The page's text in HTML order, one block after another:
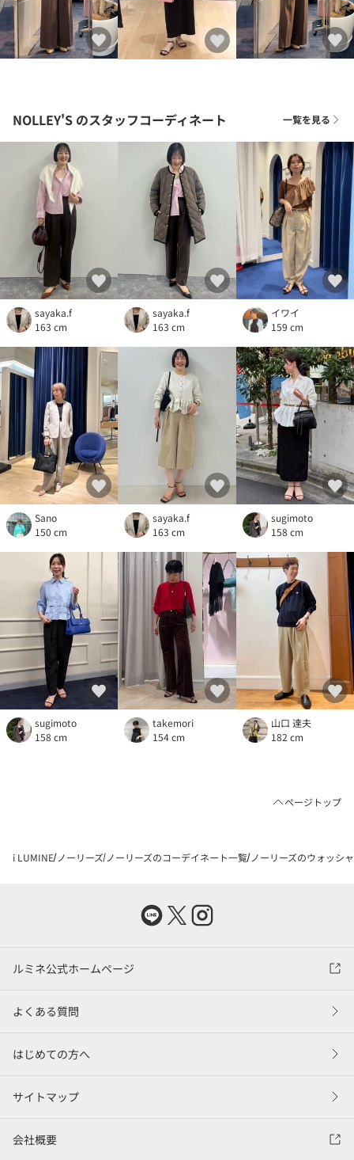
NOLLEY'S のスタッフコーディネート 一覧を見る
sayaka.f
163 cm
sayaka.f
163 cm
イワイ
159 cm
Sano
150 cm
sayaka.f
163 cm
sugimoto
158 cm
sugimoto
158 cm
takemori
154 cm
山口 達夫
182 cm
ページトップ
i LUMINE ノーリーズ ノーリーズのコーデイネート一覧 ノーリーズのウォッシ
ルミネ公式ホームページ
よくある質問
はじめての方へ
サイトマップ
会社概要